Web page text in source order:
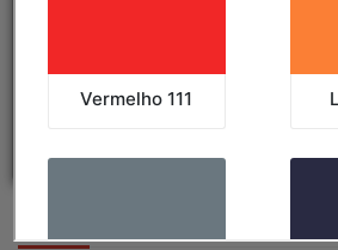
EXIBIR TODAS AS CORES